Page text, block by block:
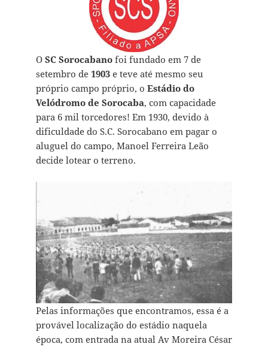
O SC Sorocabanofoi fundado em 7 de
setembro de 1903e teve até mesmo seu
próprio campo próprio, o Estádio do
Velódromo de Sorocaba, com capacidade
para 6 mil torcedores! Em 1930, devido à
dificuldade do S.C. Sorocabano em pagar o
aluguel do campo, Manoel Ferreira Leão
decide lotear o terreno.
Pelas informações que encontramos, essa é a
provável localização do estádio naquela
época, com entrada na atual Av Moreira César